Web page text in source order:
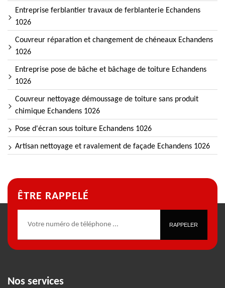
Entreprise ferblantier travaux de ferblanterie Echandens
1026
Couvreur réparation et changement de chéneaux Echandens
1026
Entreprise pose de bâche et bâchage de toiture Echandens
1026
Couvreur nettoyage démoussage de toiture sans produit
chimique Echandens 1026
Pose d'écran sous toiture Echandens 1026
Artisan nettoyage et ravalement de façade Echandens 1026
ÊTRE RAPPELÉ
Nos services